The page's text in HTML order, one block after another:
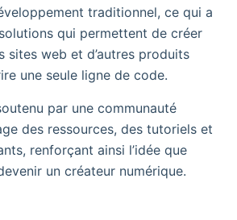
traditionnel, ce qui a
qui permettent de créer
sites web et d’autres produits
une seule ligne de code.
par une communauté
des ressources, des tutoriels et
renforçant ainsi l’idée que
un créateur numérique.